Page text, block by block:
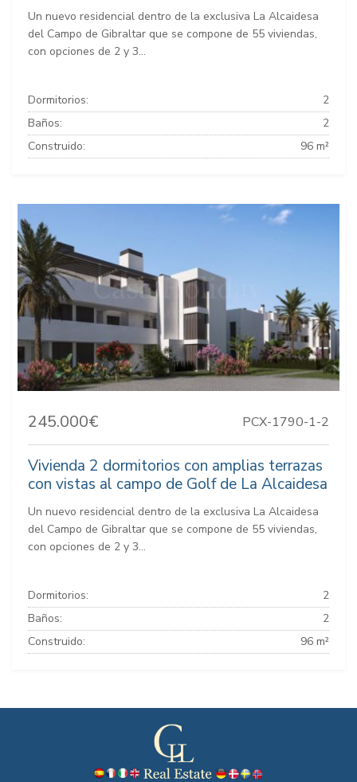
Un nuevo residencial dentro de la exclusiva La Alcaidesa
del Campo de Gibraltar que se compone de 55 viviendas,
con opciones de 2 y 3...
Dormitorios:
2
Baños:
2
Construido:
96 m²
245.000€ PCX-1790-1-2
Vivienda 2 dormitorios con amplias terrazas
con vistas al campo de Golf de La Alcaidesa
Un nuevo residencial dentro de la exclusiva La Alcaidesa
del Campo de Gibraltar que se compone de 55 viviendas,
con opciones de 2 y 3...
Dormitorios:
2
Baños:
2
Construido:
96 m²